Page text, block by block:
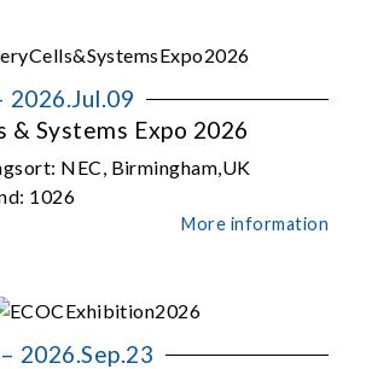
2026.Jul.09
& Systems Expo 2026
NEC, Birmingham,UK
1026
More information
2026.Sep.23